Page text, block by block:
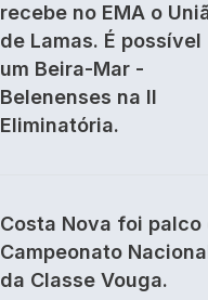
recebe no EMA o
de Lamas. É possível
um Beira-Mar -
Belenenses na II
Eliminatória.
Costa Nova foi palco
Campeonato
da Classe Vouga.